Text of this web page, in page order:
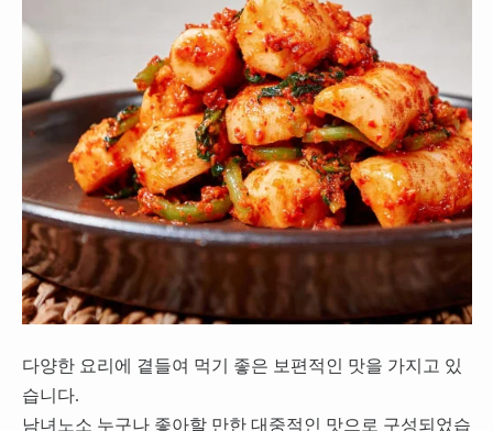
다양한 요리에 곁들여 먹기 좋은 보편적인 맛을 가지고 있
습니다.
남녀노소 누구나 좋아할 만한 대중적인 맛으로 구성되었습